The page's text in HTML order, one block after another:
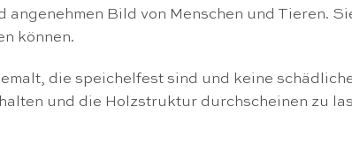
Bild von Menschen und Tieren.
können.
die speichelfest sind und keine
und die Holzstruktur durchscheinen zu